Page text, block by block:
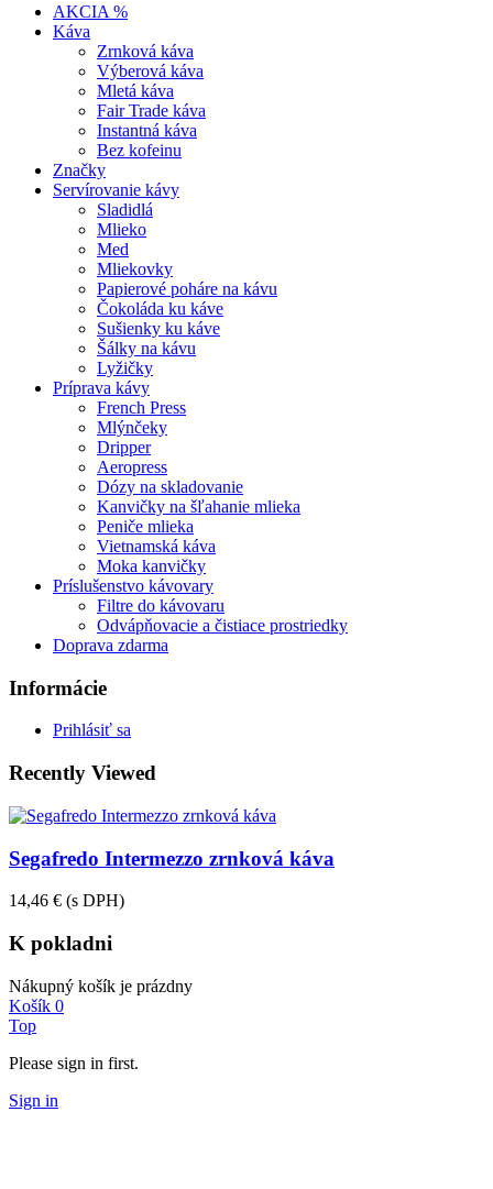
AKCIA %
Káva
Zrnková káva
Výberová káva
Mletá káva
Fair Trade káva
Instantná káva
Bez kofeinu
Značky
Servírovanie kávy
Sladidlá
Mlieko
Med
Mliekovky
Papierové poháre na kávu
Čokoláda ku káve
Sušienky ku káve
Šálky na kávu
Lyžičky
Príprava kávy
French Press
Mlýnčeky
Dripper
Aeropress
Dózy na skladovanie
Kanvičky na šľahanie mlieka
Peniče mlieka
Vietnamská káva
Moka kanvičky
Príslušenstvo kávovary
Filtre do kávovaru
Odvápňovacie a čistiace prostriedky
Doprava zdarma
Informácie
Prihlásiť sa
Recently Viewed
Segafredo Intermezzo zrnková káva
14,46 € (s DPH)
K pokladni
Nákupný košík je prázdny
Košík 0
Top
Please sign in first.
Sign in